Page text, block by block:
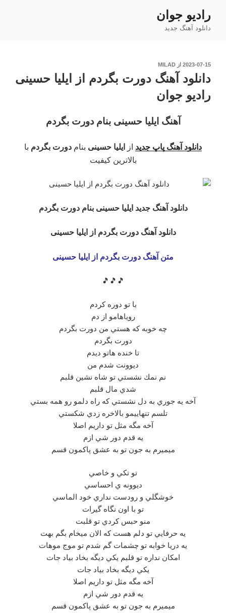
محتوا
رادیو جوان
دانلود آهنگ جدید
نوشته‌شده
2023-07-15 از MILAD
دانلود آهنگ دورت بگردم از ایلیا حسینی
رادیو جوان
آهنگ ایلیا حسینی بنام دورت بگردم
دانلود آهنگ پاپ جدید از ایلیا حسینی بنام دورت بگردم با
بالاترین کیفیت
دانلود آهنگ جدید ایلیا حسینی بنام دورت بگردم
دانلود آهنگ دورت بگردم از ایلیا حسینی
متن آهنگ دورت بگردم از ایلیا حسینی
🎵🎵🎵
با تو دوره كردم
روياهامو از دم
چه خوبه كه هستي من دورت بگردم
دورت بگردم
تا خنده هاتو ديدم
ديوونت شدم من
نم نمك نشستي تو شاه نشين قلبم
شدي مال قلبم
آخه يه جوري به دل نشستي كه راه دلمو رو همه بستي
تلسم تنهاييمو بالاخره زدي شكستي
آخه مگه مثل تو داريم اصلا
يه قدم دور شي ازم
ميميرم به جون تو به عشق پاكمون قسم
تو تكي و خاصي
ديوونه ي احساسي
خوشگلي و رودست نداري خود الماسي
تو با اون نگاه گيرات
منو حبس كردي تو قلبت
يه حرفايي تو دلم هست كه الان ميخام بگم بهت
يه دريا خوابه تو چشمات گم شدم تو موج موهات
امكان نداره تو قلبم يكي ديگه بخاد بياد جات
يكي ديگه بخاد بياد جات
آخه مگه مثل تو داريم اصلا
يه قدم دور شي ازم
ميميرم به جون تو به عشق پاكمون قسم